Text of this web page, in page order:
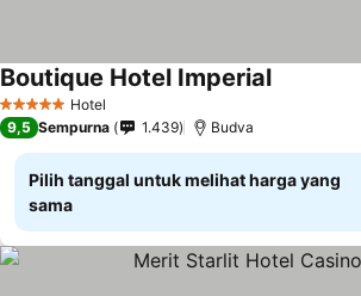
5 Bintang Hotel
Boutique Hotel ImperialLihat harga
9,5 Sempurna 1.439 Budva
Pilih tanggal untuk melihat harga yang
sama